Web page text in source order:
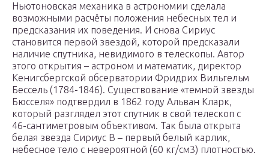
Ньютоновская механика в астрономии сделала
возможными расчёты положения небесных тел и
предсказания их поведения. И снова Сириус
становится первой звездой, которой предсказали
наличие спутника, невидимого в телескопы. Автор
этого открытия – астроном и математик, директор
Кенигсбергской обсерватории Фридрих Вильгельм
Бессель (1784-1846). Существование «темной звезды
Бюсселя» подтвердил в 1862 году Альван Кларк,
который разглядел этот спутник в свой телескоп с
46-сантиметровым объективом. Так была открыта
белая звезда Сириус В – первый белый карлик,
небесное тело с невероятной (60 кг/см3) плотностью.